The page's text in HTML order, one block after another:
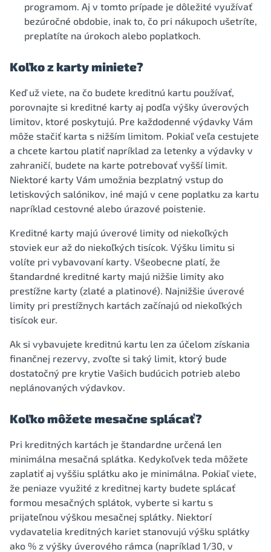
programom. Aj v tomto prípade je dôležité využívať
bezúročné obdobie, inak to, čo pri nákupoch ušetríte,
preplatíte na úrokoch alebo poplatkoch.
Koľko z karty miniete?
Keď už viete, na čo budete kreditnú kartu používať,
porovnajte si kreditné karty aj podľa výšky úverových
limitov, ktoré poskytujú. Pre každodenné výdavky Vám
môže stačiť karta s nižším limitom. Pokiaľ veľa cestujete
a chcete kartou platiť napríklad za letenky a výdavky v
zahraničí, budete na karte potrebovať vyšší limit.
Niektoré karty Vám umožnia bezplatný vstup do
letiskových salónikov, iné majú v cene poplatku za kartu
napríklad cestovné alebo úrazové poistenie.
Kreditné karty majú úverové limity od niekoľkých
stoviek eur až do niekoľkých tisícok. Výšku limitu si
volíte pri vybavovaní karty. Všeobecne platí, že
štandardné kreditné karty majú nižšie limity ako
prestížne karty (zlaté a platinové). Najnižšie úverové
limity pri prestížnych kartách začínajú od niekoľkých
tisícok eur.
Ak si vybavujete kreditnú kartu len za účelom získania
finančnej rezervy, zvoľte si taký limit, ktorý bude
dostatočný pre krytie Vašich budúcich potrieb alebo
neplánovaných výdavkov.
Koľko môžete mesačne splácať?
Pri kreditných kartách je štandardne určená len
minimálna mesačná splátka. Kedykoľvek teda môžete
zaplatiť aj vyššiu splátku ako je minimálna. Pokiaľ viete,
že peniaze využité z kreditnej karty budete splácať
formou mesačných splátok, vyberte si kartu s
prijateľnou výškou mesačnej splátky. Niektorí
vydavatelia kreditných kariet stanovujú výšku splátky
ako % z výšky úverového rámca (napríklad 1/30, v